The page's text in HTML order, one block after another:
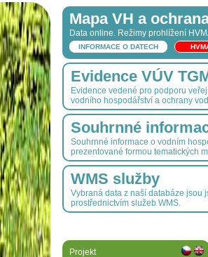
Mapa VH a
Data online. Režimy prohlížení
INFORMACE O DATECH
Evidence VÚV
Evidence vedené pro podporu
vodního hospodářství a ochrany
Souhrnné
Souhrnné informace o vodním
prezentované formou tematických
WMS služby
Vybraná data z naší databáze jsou
prostřednictvím služeb WMS.